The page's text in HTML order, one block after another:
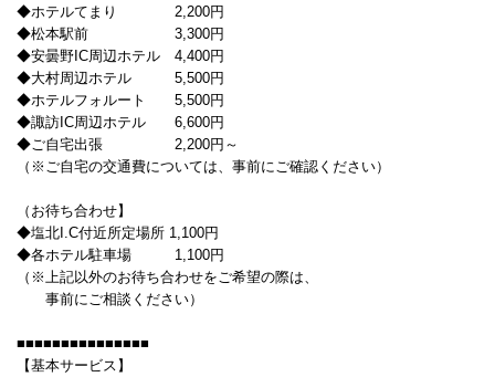
◆ホテルてまり 2,200円
◆松本駅前 3,300円
◆安曇野IC周辺ホテル 4,400円
◆大村周辺ホテル 5,500円
◆ホテルフォルート 5,500円
◆諏訪IC周辺ホテル 6,600円
◆ご自宅出張 2,200円～
（※ご自宅の交通費については、事前にご確認ください）
（お待ち合わせ】
◆塩北I.C付近所定場所 1,100円
◆各ホテル駐車場 1,100円
（※上記以外のお待ち合わせをご希望の際は、
事前にご相談ください）
■■■■■■■■■■■■■■■
【基本サービス】